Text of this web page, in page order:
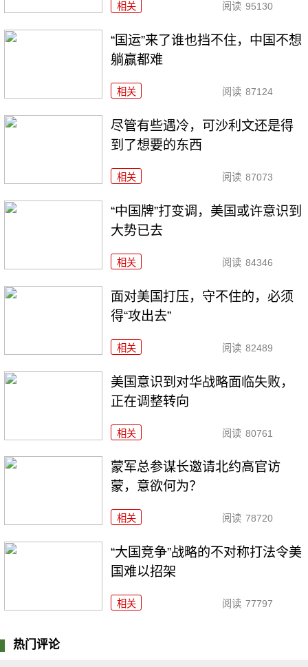
相关 阅读 95130
“国运”来了谁也挡不住，中国不想
躺赢都难
相关 阅读 87124
尽管有些遇冷，可沙利文还是得
到了想要的东西
相关 阅读 87073
“中国牌”打变调，美国或许意识到
大势已去
相关 阅读 84346
面对美国打压，守不住的，必须
得“攻出去”
相关 阅读 82489
美国意识到对华战略面临失败，
正在调整转向
相关 阅读 80761
​蒙军总参谋长邀请北约高官访
蒙，意欲何为？
相关 阅读 78720
“大国竞争”战略的不对称打法令美
国难以招架
相关 阅读 77797
热门评论